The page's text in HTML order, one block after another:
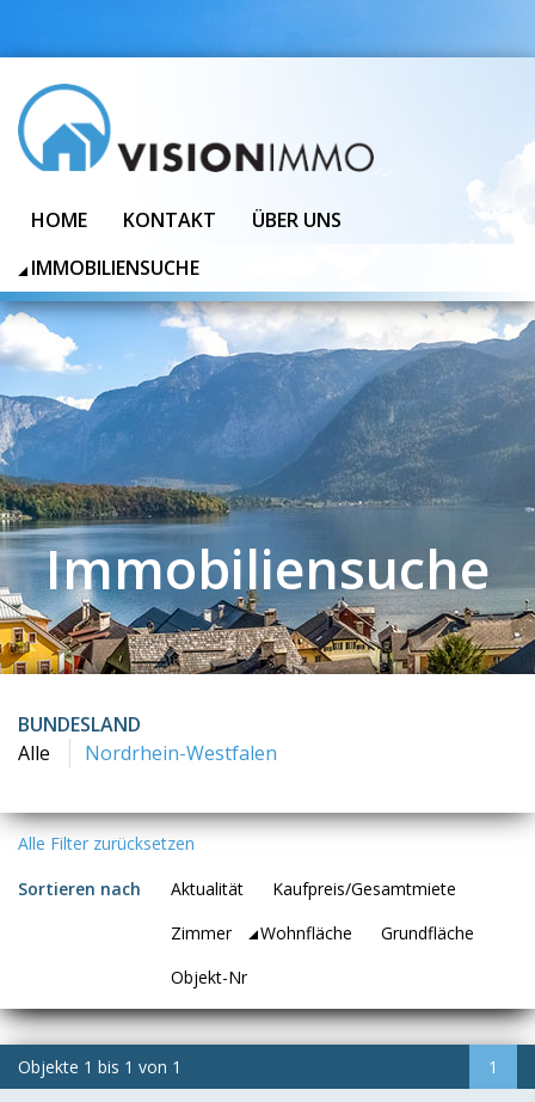
HOME KONTAKT
ÜBER UNS
IMMOBILIENSUCHE
Immobiliensuche
BUNDESLAND
Alle
Nordrhein-Westfalen
Alle Filter zurücksetzen
Sortieren nach
Aktualität
Kaufpreis/Gesamtmiete
Zimmer
Wohnfläche
Grundfläche
Objekt-Nr
Objekte 1 bis 1 von 1 1